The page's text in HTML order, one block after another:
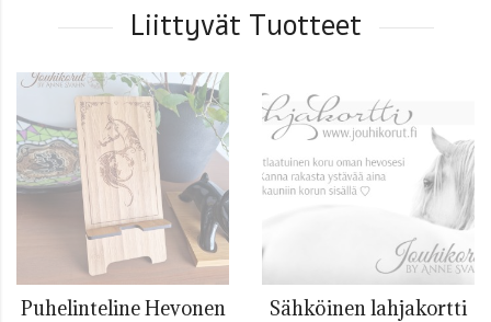
Liittyvät Tuotteet
Puhelinteline Hevonen
Sähköinen lahjakortti